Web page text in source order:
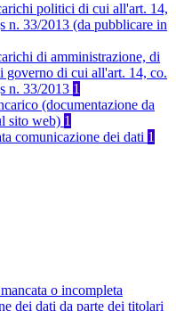
politici di cui all'art. 14,
n. 33/2013 (da pubblicare in
di amministrazione, di
governo di cui all'art. 14, co.
n. 33/2013 1
(documentazione da
sito web) 1
comunicazione dei dati 1
o incompleta
dei dati da parte dei titolari